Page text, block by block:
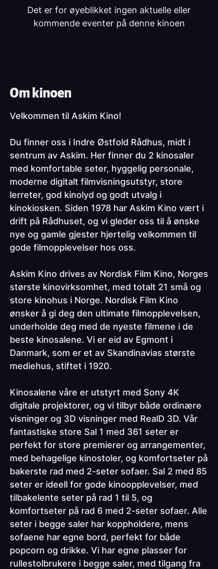
Det er for øyeblikket ingen aktuelle eller
kommende eventer på denne kinoen
Om kinoen
Velkommen til Askim Kino!
Du finner oss i Indre Østfold Rådhus, midt i
sentrum av Askim. Her finner du 2 kinosaler
med komfortable seter, hyggelig personale,
moderne digitalt filmvisningsutstyr, store
lerreter, god kinolyd og godt utvalg i
kinokiosken. Siden 1978 har Askim Kino vært i
drift på Rådhuset, og vi gleder oss til å ønske
nye og gamle gjester hjertelig velkommen til
gode filmopplevelser hos oss.
Askim Kino drives av Nordisk Film Kino, Norges
største kinovirksomhet, med totalt 21 små og
store kinohus i Norge. Nordisk Film Kino
ønsker å gi deg den ultimate filmopplevelsen,
underholde deg med de nyeste filmene i de
beste kinosalene. Vi er eid av Egmont i
Danmark, som er et av Skandinavias største
mediehus, stiftet i 1920.
Kinosalene våre er utstyrt med Sony 4K
digitale projektorer, og vi tilbyr både ordinære
visninger og 3D visninger med RealD 3D. Vår
fantastiske store Sal 1 med 361 seter er
perfekt for store premierer og arrangementer,
med behagelige kinostoler, og komfortseter på
bakerste rad med 2-seter sofaer. Sal 2 med 85
seter er ideell for gode kinoopplevelser, med
tilbakelente seter på rad 1 til 5, og
komfortseter på rad 6 med 2-seter sofaer. Alle
seter i begge saler har koppholdere, mens
sofaene har egne bord, perfekt for både
popcorn og drikke. Vi har egne plasser for
rullestolbrukere i begge saler, med tilgang fra